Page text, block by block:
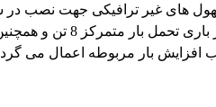
های غیر ترافیکی جهت نصب در
وسایل نقلیه یا بارهای سنگین وجود ندارد ، استفاده می
افزایش بار مربوطه اعمال می